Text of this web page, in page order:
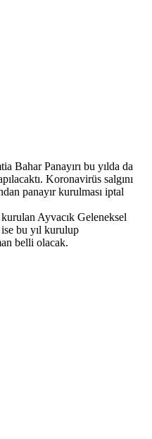
Bahar Panayırı bu yılda da
Koronavirüs salgını
panayır kurulması iptal
Ayvacık Geleneksel
ise bu yıl kurulup
belli olacak.